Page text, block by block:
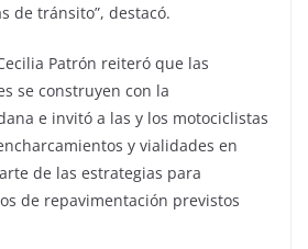
de tránsito”, destacó.
Patrón reiteró que las
se construyen con la
e invitó a las y los motociclistas
y vialidades en
de las estrategias para
de repavimentación previstos